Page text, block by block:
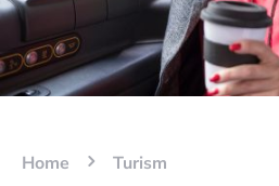
Home Turism